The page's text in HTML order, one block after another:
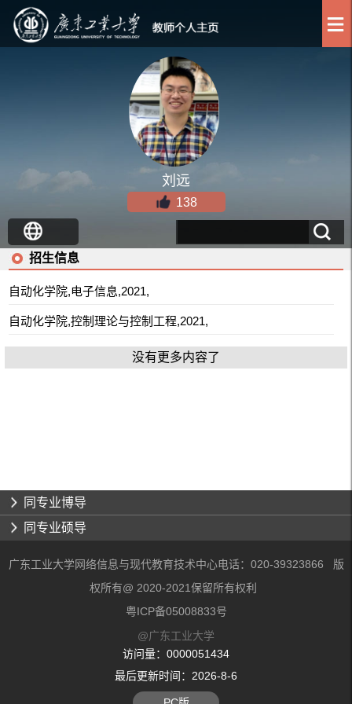
刘远
138
招生信息
自动化学院,电子信息,2021,
自动化学院,控制理论与控制工程,2021,
没有更多内容了
同专业博导
同专业硕导
广东工业大学网络信息与现代教育技术中心电话：020-39323866 版
权所有@ 2020-2021保留所有权利
粤ICP备05008833号
@广东工业大学
访问量： 0000051434
最后更新时间： 2026-8-6